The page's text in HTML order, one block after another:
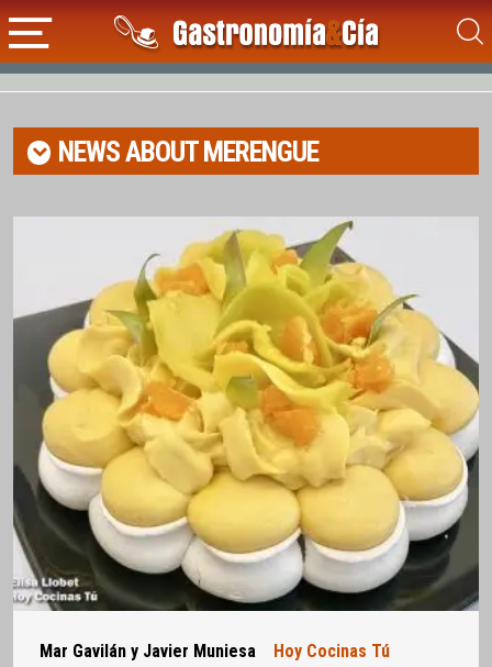
NEWS ABOUTMERENGUE
Mar Gavilán y Javier Muniesa Hoy Cocinas Tú